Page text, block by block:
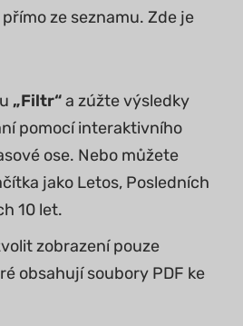
ze seznamu. Zde je
„Filtr“a zúžte výsledky
pomocí interaktivního
ose. Nebo můžete
jako Letos, Posledních
10 let.
zobrazení pouze
obsahují soubory PDF ke